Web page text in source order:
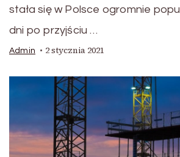
stała się w Polsce ogromnie
dni po przyjściu …
Admin 2 stycznia 2021